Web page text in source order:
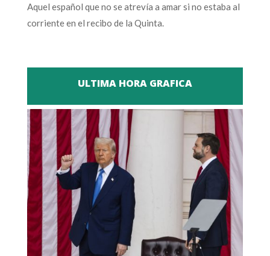
Aquel español que no se atrevía a amar si no estaba al
corriente en el recibo de la Quinta.
ULTIMA HORA GRAFICA